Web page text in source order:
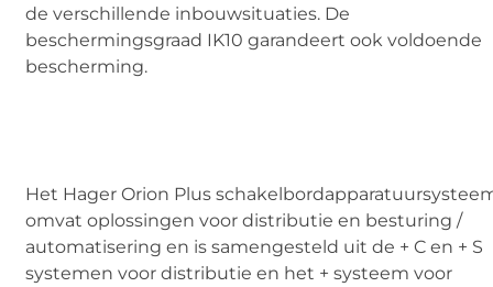
de verschillende inbouwsituaties. De
beschermingsgraad IK10 garandeert ook voldoende
bescherming.
Het Hager Orion Plus
omvat oplossingen voor distributie en besturing /
automatisering en is samengesteld uit de + C en + S
systemen voor distributie en het + systeem voor